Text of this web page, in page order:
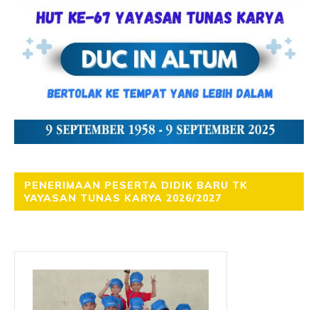
PENERIMAAN PESERTA DIDIK BARU TK
YAYASAN TUNAS KARYA 2026/2027